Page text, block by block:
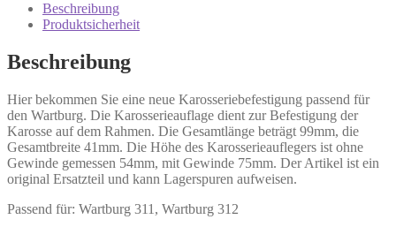
Beschreibung
Produktsicherheit
Beschreibung
Hier bekommen Sie eine neue Karosseriebefestigung passend für
den Wartburg. Die Karosserieauflage dient zur Befestigung der
Karosse auf dem Rahmen. Die Gesamtlänge beträgt 99mm, die
Gesamtbreite 41mm. Die Höhe des Karosserieauflegers ist ohne
Gewinde gemessen 54mm, mit Gewinde 75mm. Der Artikel ist ein
original Ersatzteil und kann Lagerspuren aufweisen.
Passend für: Wartburg 311, Wartburg 312